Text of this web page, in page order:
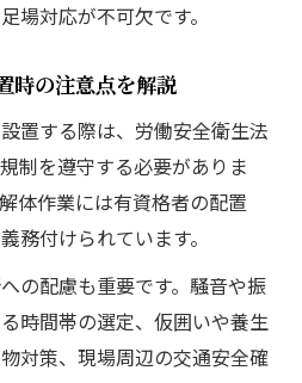
場対応が不可欠です。
時の注意点を解説
置する際は、労働安全衛生法
制を遵守する必要がありま
体作業には有資格者の配置
務付けられています。
の配慮も重要です。騒音や振
時間帯の選定、仮囲いや養生
対策、現場周辺の交通安全確